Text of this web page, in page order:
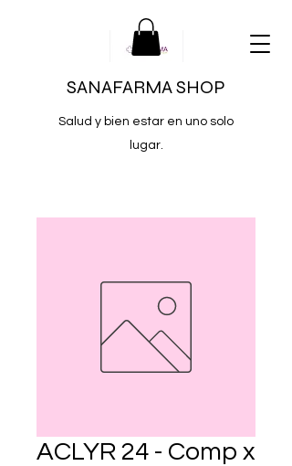
SANAFARMA SHOP
Salud y bien estar en uno solo
lugar.
ACLYR 24 - Comp x